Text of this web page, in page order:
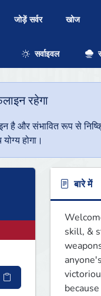
जोड़ें सर्वर खोज
सर्वाइवल
रहेगा
है और संभावित रूप से
होगा।
बारे में
skill, &